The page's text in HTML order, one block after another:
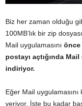
Biz her zaman olduğu
100MB’lık bir zip
Mail uygulamasını önce
postayı açtığında
indiriyor.
Eğer Mail uygulamasını
veriyor. İşte bu kadar